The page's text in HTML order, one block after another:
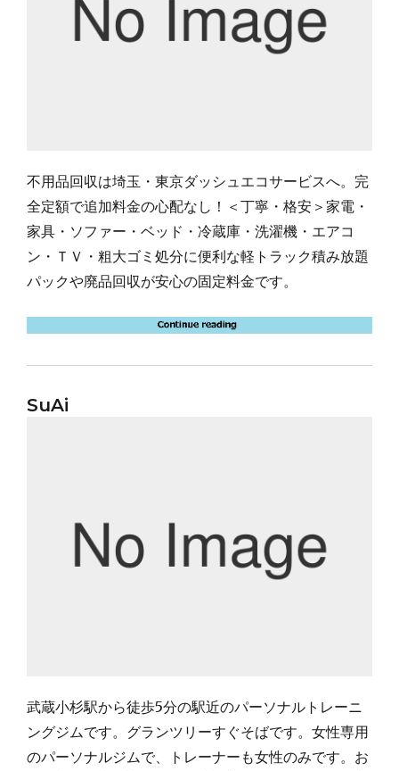
不用品回収は埼玉・東京ダッシュエコサービスへ。完
全定額で追加料金の心配なし！＜丁寧・格安＞家電・
家具・ソファー・ベッド・冷蔵庫・洗濯機・エアコ
ン・ＴＶ・粗大ゴミ処分に便利な軽トラック積み放題
パックや廃品回収が安心の固定料金です。
SuAi
武蔵小杉駅から徒歩5分の駅近のパーソナルトレーニ
ングジムです。グランツリーすぐそばです。女性専用
のパーソナルジムで、トレーナーも女性のみです。お